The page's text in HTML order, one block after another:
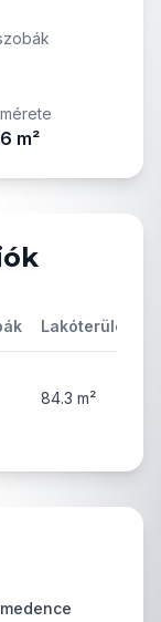
m²
Lakóterület
84.3 m²